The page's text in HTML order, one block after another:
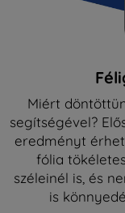
Miért
segítségével?
eredményt
fólia
széleinél is, és
is